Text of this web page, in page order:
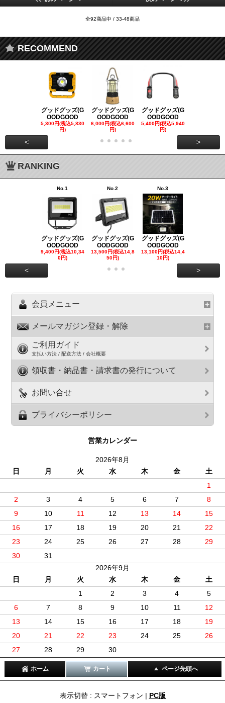
全92商品中 / 33-48商品
RECOMMEND
グッドグッズ(G
OODGOOD
5,300円(税込5,830
円)
グッドグッズ(G
OODGOOD
6,000円(税込6,600
円)
グッドグッズ(G
OODGOOD
5,400円(税込5,940
円)
< >
RANKING
No.1
グッドグッズ(G
OODGOOD
9,400円(税込10,34
0円)
No.2
グッドグッズ(G
OODGOOD
13,500円(税込14,8
50円)
No.3
グッドグッズ(G
OODGOOD
13,100円(税込14,4
10円)
< >
会員メニュー
メールマガジン登録・解除
ご利用ガイド
支払い方法 / 配送方法 / 会社概要
領収書・納品書・請求書の発行について
お問い合せ
プライバシーポリシー
営業カレンダー
2026年8月
日
月 火 水 木 金
土
1
2
3 4 5 6 7
8
9
10 11 12 13 14
15
16
17 18 19 20 21
22
23
24 25 26 27 28
29
30
31
2026年9月
日
月 火 水 木 金
土
1
2 3 4
5
6
7 8 9 10 11
12
13
14 15 16 17 18
19
20
21 22 23 24 25
26
27
28 29 30
ホーム カート ページ先頭へ
表示切替 : スマートフォン | PC版